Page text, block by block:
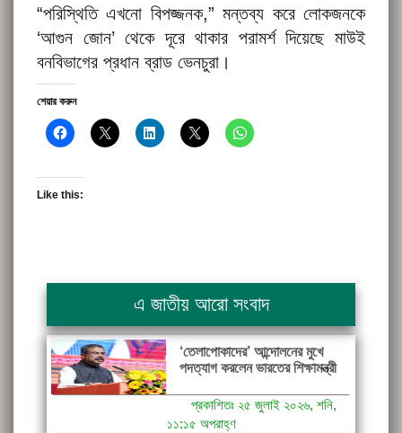
“পরিস্থিতি এখনো বিপজ্জনক,” মন্তব্য করে লোকজনকে
‘আগুন জোন’ থেকে দূরে থাকার পরামর্শ দিয়েছে মাউই
বনবিভাগের প্রধান ব্রাড ভেনচুরা।
শেয়ার করুন
Like this:
এ জাতীয় আরো সংবাদ
‘তেলাপোকাদের’ আন্দোলনের মুখে
পদত্যাগ করলেন ভারতের শিক্ষামন্ত্রী
প্রকাশিতঃ ২৫ জুলাই ২০২৬, শনি,
১১:১৫ অপরাহ্ণ